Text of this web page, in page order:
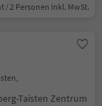
/ 2 Personen Inkl. MwSt.
Taisten Zentrum